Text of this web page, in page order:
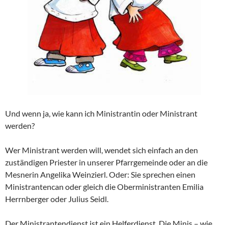
Und wenn ja, wie kann ich Ministrantin oder Ministrant
werden?
Wer Ministrant werden will, wendet sich einfach an den
zuständigen Priester in unserer Pfarrgemeinde oder an die
Mesnerin Angelika Weinzierl. Oder: Sie sprechen einen
Ministrantencan oder gleich die Oberministranten Emilia
Herrnberger oder Julius Seidl.